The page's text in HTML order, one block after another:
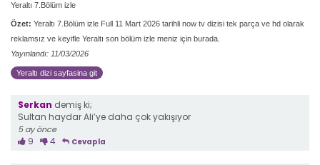
Yeraltı 7.Bölüm izle
Özet: Yeraltı 7.Bölüm izle Full 11 Mart 2026 tarihli now tv dizisi tek parça ve hd olarak
reklamsız ve keyifle Yeraltı son bölüm izle meniz için burada.
Yayınlandı: 11/03/2026
Yeraltı dizi sayfasina git
Serkan demiş ki;
Sultan haydar Ali’ye daha çok yakışıyor
5 ay önce
9 4 Cevapla